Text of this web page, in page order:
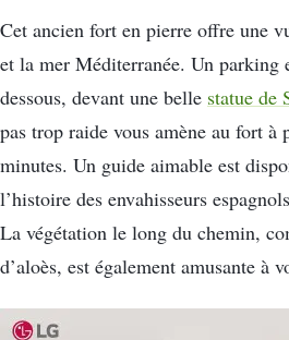
Cet ancien fort en pierre offre une
et la mer Méditerranée. Un parking
dessous, devant une belle statue de
pas trop raide vous amène au fort à
minutes. Un guide aimable est
l’histoire des envahisseurs
La végétation le long du chemin,
d’aloès, est également amusante à